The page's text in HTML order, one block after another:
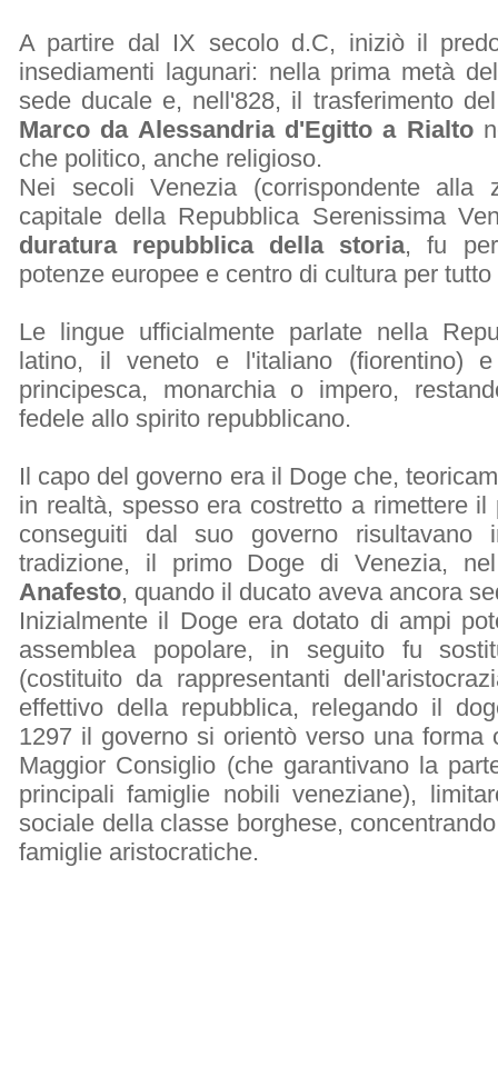
A partire dal IX secolo d.C, iniziò il
insediamenti lagunari: nella prima metà
sede ducale e, nell'828, il trasferimento
Marco da Alessandria d'Egitto a Rialto
che politico, anche religioso.
Nei secoli Venezia (corrispondente
capitale della Repubblica Serenissima
duratura repubblica della storia, fu
potenze europee e centro di cultura per
Le lingue ufficialmente parlate nella
latino, il veneto e l'italiano (fiorentino)
principesca, monarchia o impero,
fedele allo spirito repubblicano.
Il capo del governo era il Doge che,
in realtà, spesso era costretto a rimettere
conseguiti dal suo governo risultavano
tradizione, il primo Doge di Venezia,
Anafesto, quando il ducato aveva ancora
Inizialmente il Doge era dotato di ampi
assemblea popolare, in seguito fu
(costituito da rappresentanti
effettivo della repubblica, relegando il
1297 il governo si orientò verso una forma
Maggior Consiglio (che garantivano la
principali famiglie nobili veneziane),
sociale della classe borghese,
famiglie aristocratiche.